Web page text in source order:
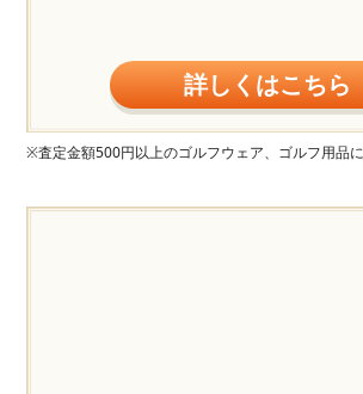
詳しくはこちら
※査定金額500円以上のゴルフウェア、ゴルフ用品